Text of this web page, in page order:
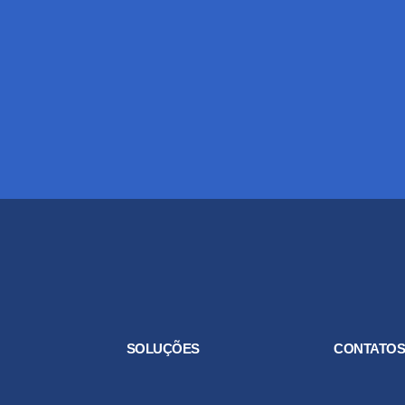
SOLUÇÕES CONTATOS